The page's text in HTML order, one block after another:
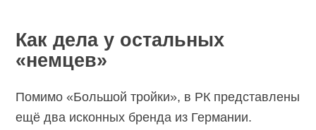
Как дела у остальных
«немцев»
Помимо «Большой тройки», в РК представлены
ещё два исконных бренда из Германии.